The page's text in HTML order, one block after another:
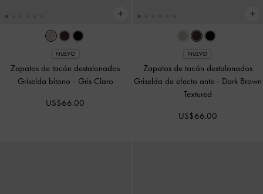
NUEVO
Zapatos de tacón destalonados
Griselda bitono - Gris Claro
US$66.00
NUEVO
Zapatos de tacón destalonados
Griselda de efecto ante - Dark Brown
Textured
US$66.00